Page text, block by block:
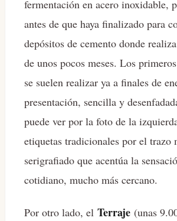
fermentación en acero inoxidable,
antes de que haya finalizado para
depósitos de cemento donde
de unos pocos meses. Los
se suelen realizar ya a finales de
presentación, sencilla y
puede ver por la foto de la
etiquetas tradicionales por el trazo
serigrafiado que acentúa la
cotidiano, mucho más cercano.
Por otro lado, el Terraje (unas